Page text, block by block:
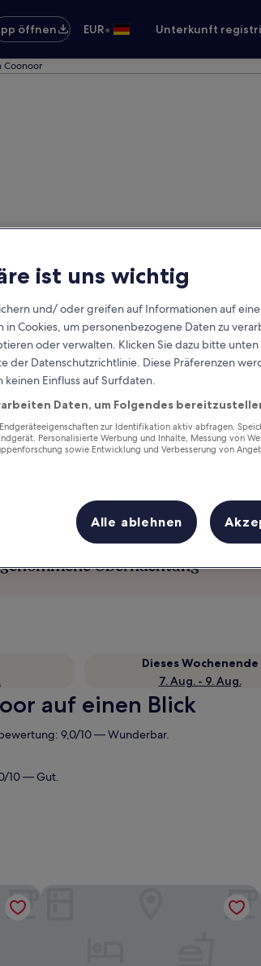
öffnen EUR• Unterkunft
Coonoor
Prämien für jede
Übernachtung
Dieses Wochenende
7. Aug. - 9. Aug.
auf einen Blick
9,0/10 — Wunderbar.
10 — Gut.
ist uns wichtig
und/ oder greifen auf Informationen auf
Cookies, um personenbezogene Daten zu
oder verwalten. Klicken Sie dazu bitte
der Datenschutzrichtlinie. Diese Präferenzen
Einfluss auf Surfdaten.
Daten, um Folgendes
zur Identifikation aktiv abfragen.
Personalisierte Werbung und Inhalte, Messung von
sowie Entwicklung und Verbesserung von
Alle ablehnen